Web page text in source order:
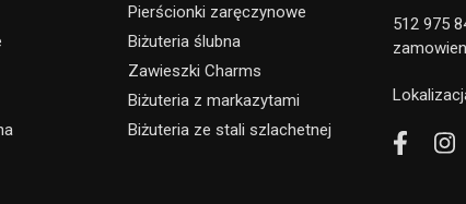
Pierścionki zaręczynowe
Biżuteria ślubna
Zawieszki Charms
Biżuteria z markazytami
Biżuteria ze stali szlachetnej
512 975